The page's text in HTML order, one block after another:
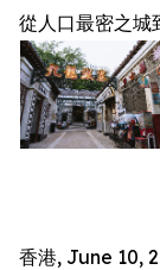
從人口最密之城
香港, June 10,